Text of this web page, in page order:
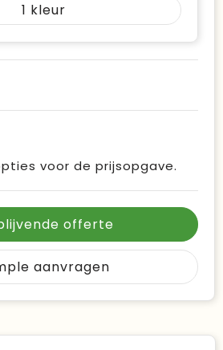
1
voor de prijsopgave.
offerte
aanvragen